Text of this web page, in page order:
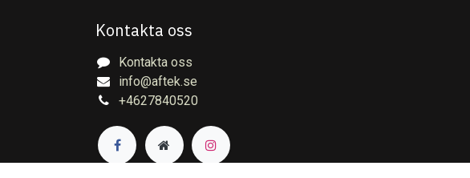
Kontakta oss
Kontakta oss
info@aftek.se
+4627840520